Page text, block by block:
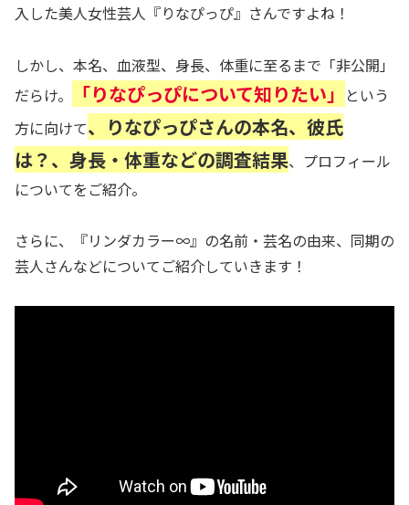
入した美人女性芸人『りなぴっぴ』さんですよね！
しかし、本名、血液型、身長、体重に至るまで「非公開」
だらけ。
「りなぴっぴについて知りたい」
という
方に向けて、りなぴっぴさんの本名、彼氏
は？、身長・体重などの調査結果、プロフィール
についてをご紹介。
さらに、『リンダカラー∞』の名前・芸名の由来、同期の
芸人さんなどについてご紹介していきます！